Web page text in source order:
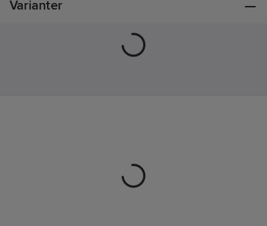
exempelvis service,
Varianter